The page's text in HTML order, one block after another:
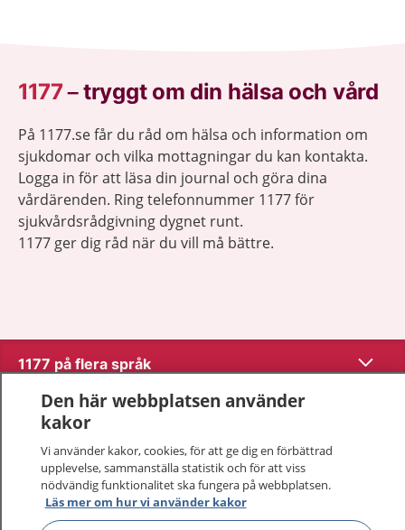
1177–tryggt om din hälsa och vård
På 1177.se får du råd om hälsa och information om
sjukdomar och vilka mottagningar du kan kontakta.
Logga in för att läsa din journal och göra dina
vårdärenden. Ring telefonnummer 1177 för
sjukvårdsrådgivning dygnet runt.
1177 ger dig råd när du vill må bättre.
1177 på flera språk Visa
Om 1177
Kontakt
Behandling av personuppgifter
Den här webbplatsen använder
kakor
Vi använder kakor, cookies, för att ge dig en förbättrad
upplevelse, sammanställa statistik och för att viss
nödvändig funktionalitet ska fungera på webbplatsen.
Läs mer om hur vi använder kakor